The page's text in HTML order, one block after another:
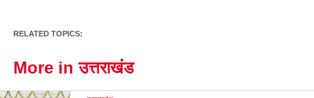
RELATED TOPICS:
More in उत्तराखंड